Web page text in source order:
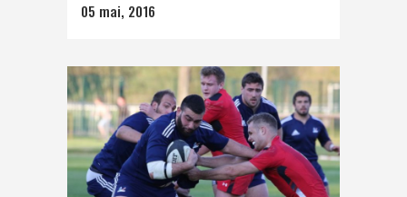
05 mai, 2016